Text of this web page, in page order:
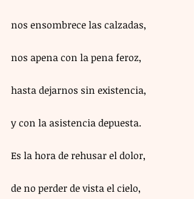
nos ensombrece las calzadas,
nos apena con la pena feroz,
hasta dejarnos sin existencia,
y con la asistencia depuesta.
Es la hora de rehusar el dolor,
de no perder de vista el cielo,